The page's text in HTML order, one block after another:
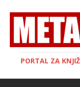
PORTAL ZA